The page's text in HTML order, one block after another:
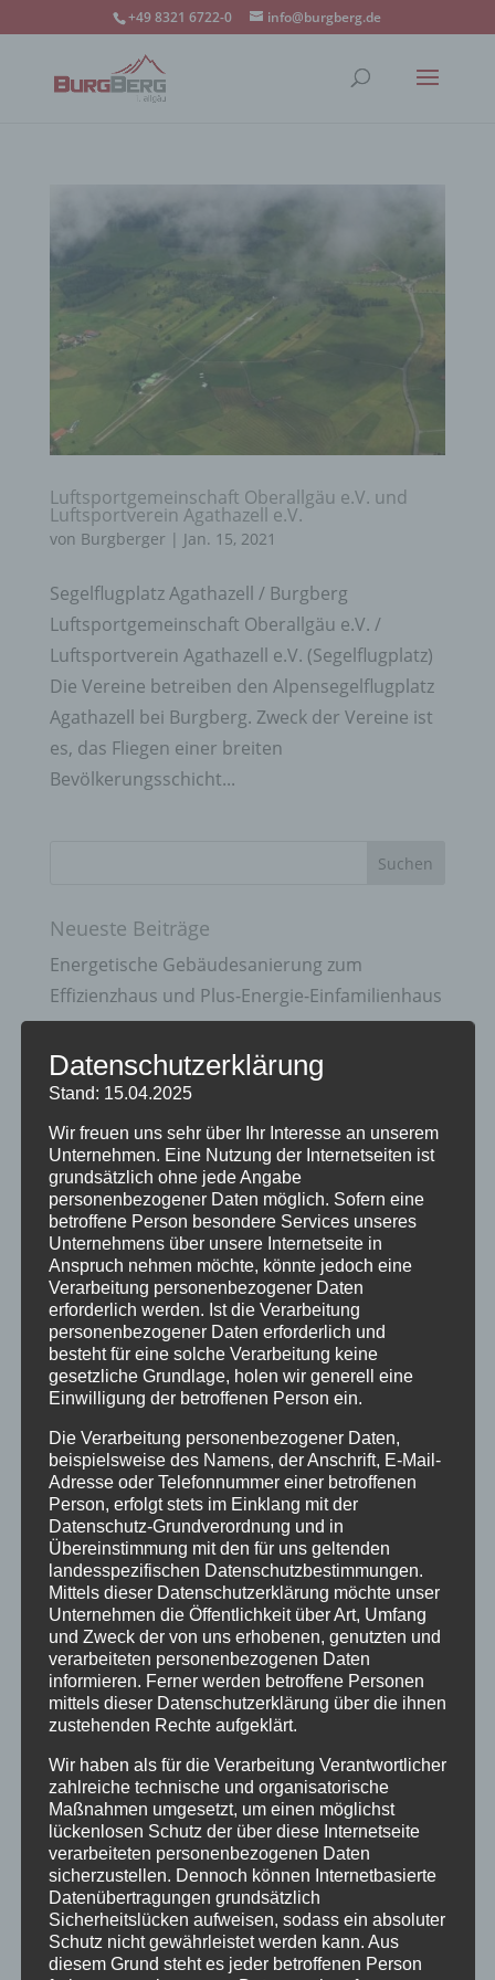
+49 8321 6722-0 info@burgberg.de
Luftsportgemeinschaft Oberallgäu e.V. und
Luftsportverein Agathazell e.V.
von Burgberger | Jan. 15, 2021
Segelflugplatz Agathazell / Burgberg
Luftsportgemeinschaft Oberallgäu e.V. /
Luftsportverein Agathazell e.V. (Segelflugplatz)
Die Vereine betreiben den Alpensegelflugplatz
Agathazell bei Burgberg. Zweck der Vereine ist
es, das Fliegen einer breiten
Bevölkerungsschicht...
Neueste Beiträge
Energetische Gebäudesanierung zum
Effizienzhaus und Plus-Energie-Einfamilienhaus
erneuerbare Energien
20 Jahre Erzgruben Burgberg –
Jubiläumssommer mit vielen besonderen
Erlebnissen
Halbzeit im Mikrozensus
Burgberger Dorfabende
Kategorien
Allgemein
Amtliche Bekanntmachungen
Fortbildungen
Klimaschutz Best Practice
Startseite
Veranstaltungen
Stichwörter
2024 agathazell Aktion Allgäu alpsee-grünten
Antrag Arbeiten ausweis Bauhof
Bekanntmachung Brauchtum burgberg
Burgberg im Allgäu burgentage Bürger Bürgerbüro
Bürgerinfo bürgermeister corona Dorfplatz
ehrung Gemeinde Gemeinde Burgberg
gemeinderat Gesucht Grünten Grüntenhalle
hinweis hochwasser Holzfällung
Datenschutzerklärung
Stand: 15.04.2025
Wir freuen uns sehr über Ihr Interesse an unserem
Unternehmen. Eine Nutzung der Internetseiten ist
grundsätzlich ohne jede Angabe
personenbezogener Daten möglich. Sofern eine
betroffene Person besondere Services unseres
Unternehmens über unsere Internetseite in
Anspruch nehmen möchte, könnte jedoch eine
Verarbeitung personenbezogener Daten
erforderlich werden. Ist die Verarbeitung
personenbezogener Daten erforderlich und
besteht für eine solche Verarbeitung keine
gesetzliche Grundlage, holen wir generell eine
Einwilligung der betroffenen Person ein.
Die Verarbeitung personenbezogener Daten,
beispielsweise des Namens, der Anschrift, E-Mail-
Adresse oder Telefonnummer einer betroffenen
Person, erfolgt stets im Einklang mit der
Datenschutz-Grundverordnung und in
Übereinstimmung mit den für uns geltenden
landesspezifischen Datenschutzbestimmungen.
Mittels dieser Datenschutzerklärung möchte unser
Unternehmen die Öffentlichkeit über Art, Umfang
und Zweck der von uns erhobenen, genutzten und
verarbeiteten personenbezogenen Daten
informieren. Ferner werden betroffene Personen
mittels dieser Datenschutzerklärung über die ihnen
zustehenden Rechte aufgeklärt.
Wir haben als für die Verarbeitung Verantwortlicher
zahlreiche technische und organisatorische
Maßnahmen umgesetzt, um einen möglichst
lückenlosen Schutz der über diese Internetseite
verarbeiteten personenbezogenen Daten
sicherzustellen. Dennoch können Internetbasierte
Datenübertragungen grundsätzlich
Sicherheitslücken aufweisen, sodass ein absoluter
Schutz nicht gewährleistet werden kann. Aus
diesem Grund steht es jeder betroffenen Person